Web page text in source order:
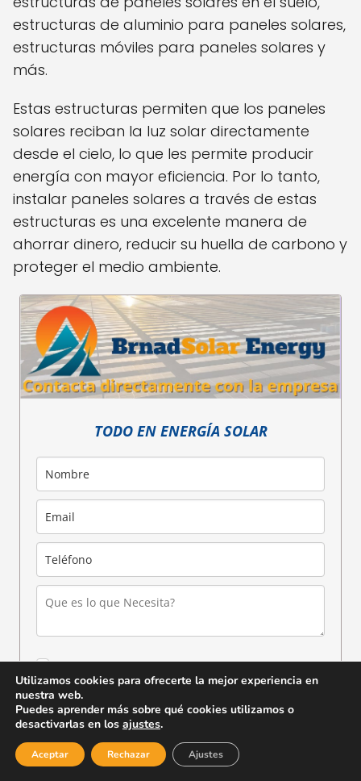
estructuras de aluminio para paneles solares,
estructuras móviles para paneles solares y
más.
Estas estructuras permiten que los paneles
solares reciban la luz solar directamente
desde el cielo, lo que les permite producir
energía con mayor eficiencia. Por lo tanto,
instalar paneles solares a través de estas
estructuras es una excelente manera de
ahorrar dinero, reducir su huella de carbono y
proteger el medio ambiente.
TODO EN ENERGÍA SOLAR
He leído y acepto laPolítica de Privacidad
Utilizamos cookies para ofrecerte la mejor experiencia en
nuestra web.
Puedes aprender más sobre qué cookies utilizamos o
desactivarlas en los ajustes.
Aceptar Rechazar Ajustes